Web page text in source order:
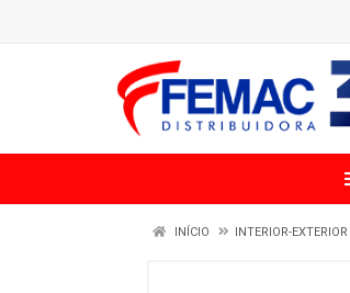
INÍCIO INTERIOR-EXTERIOR